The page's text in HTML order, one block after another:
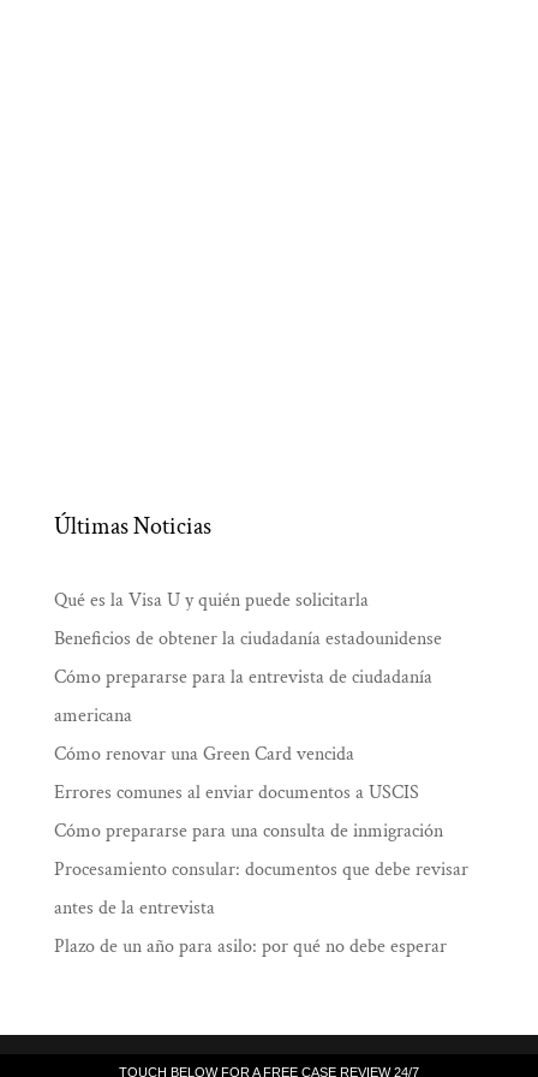
TOUCH BELOW FOR A FREE CASE REVIEW 24/7
Últimas Noticias
Qué es la Visa U y quién puede solicitarla
Beneficios de obtener la ciudadanía estadounidense
Cómo prepararse para la entrevista de ciudadanía
americana
Cómo renovar una Green Card vencida
Errores comunes al enviar documentos a USCIS
Cómo prepararse para una consulta de inmigración
Procesamiento consular: documentos que debe revisar
antes de la entrevista
Plazo de un año para asilo: por qué no debe esperar
TOUCH BELOW FOR A FREE CASE REVIEW 24/7